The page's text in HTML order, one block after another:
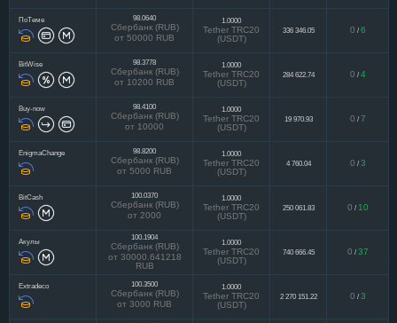
ПоТеме 98.0640
Сбербанк (RUB)
от 50000 RUB
1.0000
Tether TRC20
(USDT)
336 346.05 0 / 6
BitWise 98.3778
Сбербанк (RUB)
от 10200 RUB
1.0000
Tether TRC20
(USDT)
284 622.74 0 / 4
Buy-now 98.4100
Сбербанк (RUB)
от 10000
1.0000
Tether TRC20
(USDT)
19 970.93 0 / 7
EnigmaChange 98.8200
Сбербанк (RUB)
от 5000 RUB
1.0000
Tether TRC20
(USDT)
4 760.04 0 / 3
BitCash 100.0370
Сбербанк (RUB)
от 2000
1.0000
Tether TRC20
(USDT)
250 061.83 0 / 10
Акулы 100.1904
Сбербанк (RUB)
от 30000.641218
RUB
1.0000
Tether TRC20
(USDT)
740 666.45 0 / 37
Extradeco 100.3500
Сбербанк (RUB)
от 3000 RUB
1.0000
Tether TRC20
(USDT)
2 270 151.22 0 / 3